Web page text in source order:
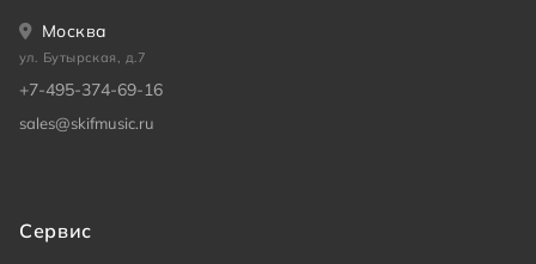
Москва
ул. Бутырская, д.7
+7-495-374-69-16
sales@skifmusic.ru
Сервис